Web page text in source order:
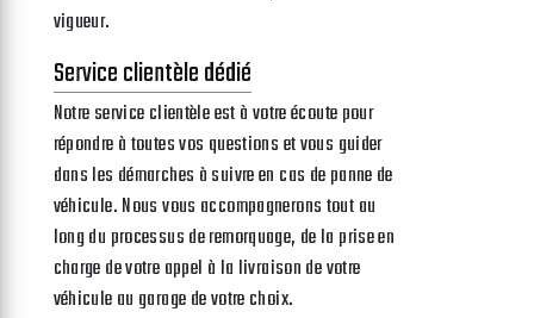
vigueur.
Service clientèle dédié
Notre service clientèle est à votre écoute pour
répondre à toutes vos questions et vous guider
dans les démarches à suivre en cas de panne de
véhicule. Nous vous accompagnerons tout au
long du processus de remorquage, de la prise en
charge de votre appel à la livraison de votre
véhicule au garage de votre choix.